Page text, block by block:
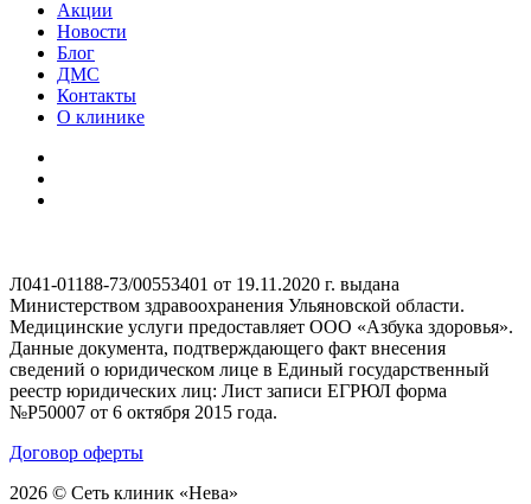
Акции
Новости
Блог
ДМС
Контакты
О клинике
Л041-01188-73/00553401 от 19.11.2020 г. выдана
Министерством здравоохранения Ульяновской области.
Медицинские услуги предоставляет ООО «Азбука здоровья».
Данные документа, подтверждающего факт внесения
сведений о юридическом лице в Единый государственный
реестр юридических лиц: Лист записи ЕГРЮЛ форма
№Р50007 от 6 октября 2015 года.
Договор оферты
2026 © Сеть клиник «Нева»